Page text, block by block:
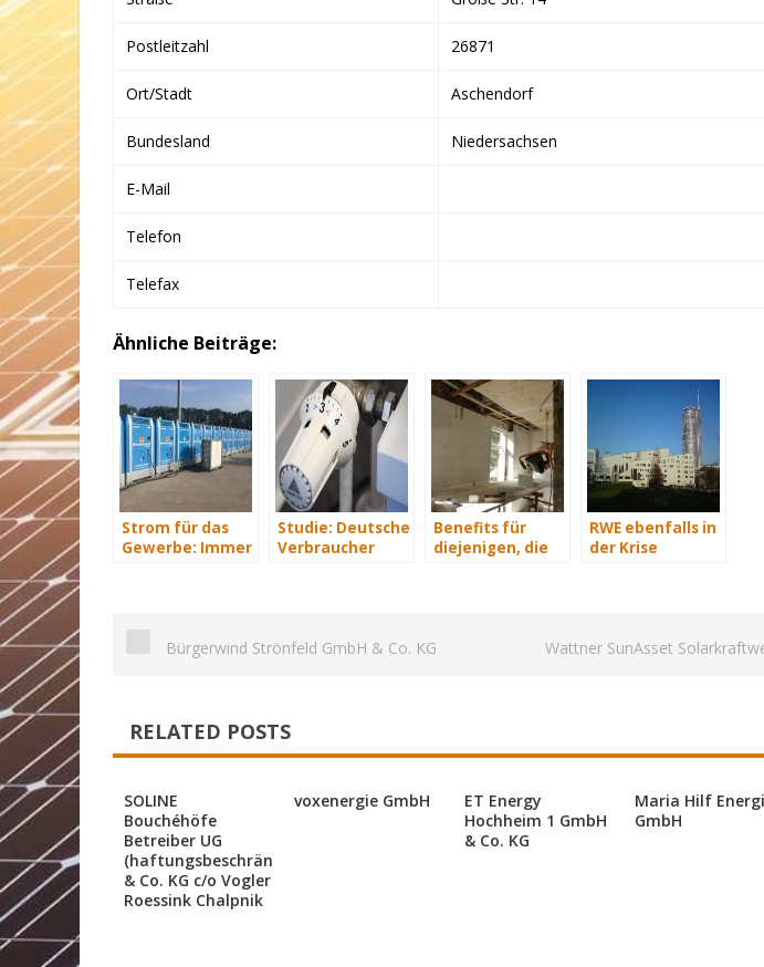
Postleitzahl 26871
Ort/Stadt Aschendorf
Bundesland Niedersachsen
E-Mail
Telefon
Telefax
Ähnliche Beiträge:
Strom für das
Gewerbe: Immer
Studie: Deutsche
Verbraucher
Benefits für
diejenigen, die
RWE ebenfalls in
der Krise
Bürgerwind Strönfeld GmbH & Co. KG Wattner SunAsset
RELATED POSTS
SOLINE
Bouchéhöfe
Betreiber UG
(haftungsbeschränkt)
& Co. KG c/o Vogler
Roessink Chalpnik
voxenergie GmbH
ET Energy
Hochheim 1 GmbH
& Co. KG
Maria Hilf
GmbH